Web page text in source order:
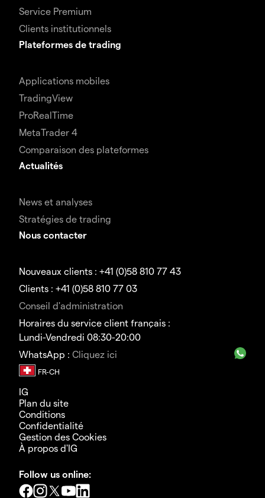
Service Premium
Clients institutionnels
Plateformes de trading
Applications mobiles
TradingView
ProRealTime
MetaTrader 4
Comparaison des plateformes
Actualités
News et analyses
Stratégies de trading
Nous contacter
Nouveaux clients : +41 (0)58 810 77 43
Clients : +41 (0)58 810 77 03
Conseil d'administration
Horaires du service client français :
Lundi-Vendredi 08:30-20:00
WhatsApp : Cliquez ici
IG
Plan du site
Conditions
Confidentialité
Gestion des Cookies
À propos d'IG
Follow us online: